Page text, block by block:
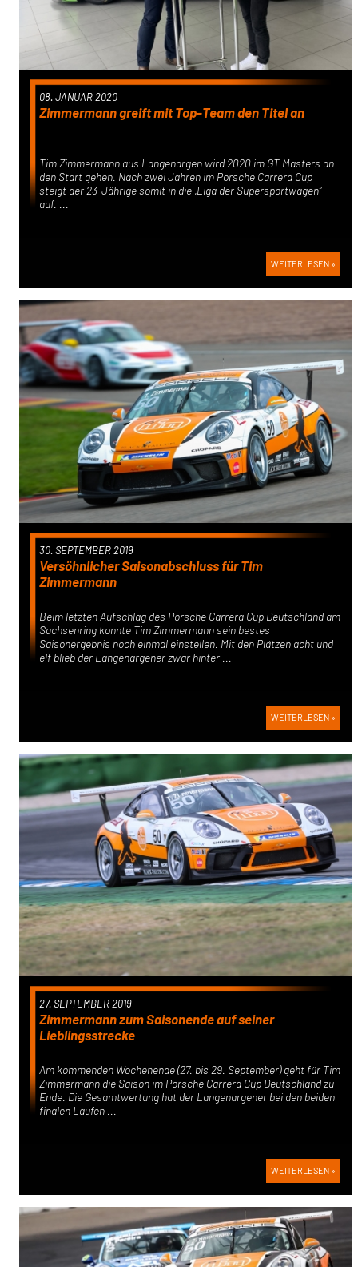
08. JANUAR 2020
Zimmermann greift mit Top-Team den Titel an
Tim Zimmermann aus Langenargen wird 2020 im GT Masters an
den Start gehen. Nach zwei Jahren im Porsche Carrera Cup
steigt der 23-Jährige somit in die „Liga der Supersportwagen“
auf. ...
WEITERLESEN »
30. SEPTEMBER 2019
Versöhnlicher Saisonabschluss für Tim
Zimmermann
Beim letzten Aufschlag des Porsche Carrera Cup Deutschland am
Sachsenring konnte Tim Zimmermann sein bestes
Saisonergebnis noch einmal einstellen. Mit den Plätzen acht und
elf blieb der Langenargener zwar hinter ...
WEITERLESEN »
27. SEPTEMBER 2019
Zimmermann zum Saisonende auf seiner
Lieblingsstrecke
Am kommenden Wochenende (27. bis 29. September) geht für Tim
Zimmermann die Saison im Porsche Carrera Cup Deutschland zu
Ende. Die Gesamtwertung hat der Langenargener bei den beiden
finalen Läufen ...
WEITERLESEN »